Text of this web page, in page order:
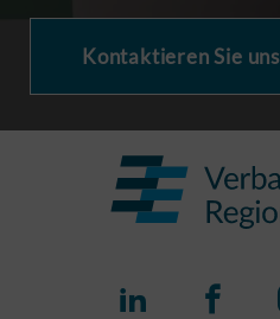
Kontaktieren Sie uns